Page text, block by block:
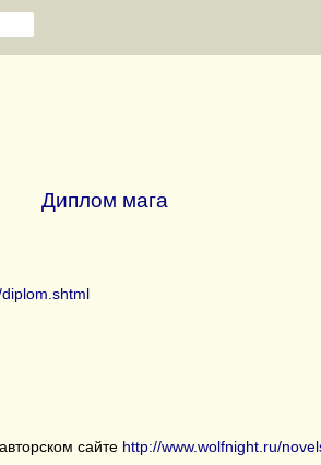
Диплом мага
сайте http://www.wolfnight.ru/